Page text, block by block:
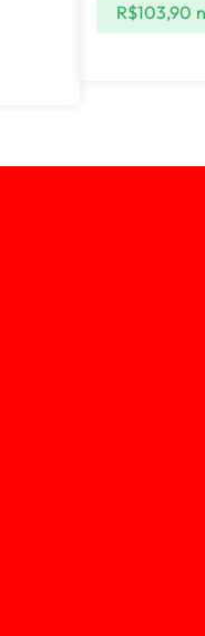
R$103,90